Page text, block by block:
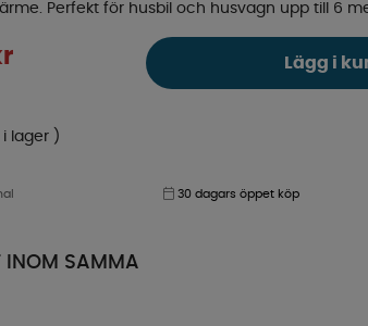
Perfekt för husbil och husvagn upp till 6
Lägg i
i lager )
30 dagars öppet köp
INOM SAMMA